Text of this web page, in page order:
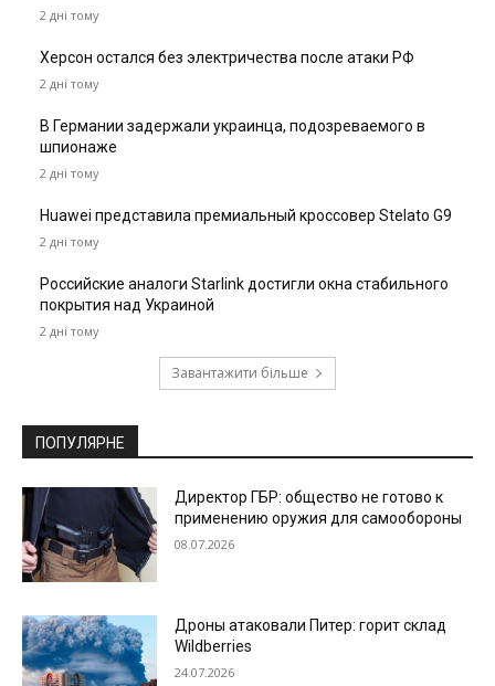
2 дні тому
Херсон остался без электричества после атаки РФ
2 дні тому
В Германии задержали украинца, подозреваемого в
шпионаже
2 дні тому
Huawei представила премиальный кроссовер Stelato G9
2 дні тому
Российские аналоги Starlink достигли окна стабильного
покрытия над Украиной
2 дні тому
Завантажити більше
ПОПУЛЯРНЕ
Директор ГБР: общество не готово к
применению оружия для самообороны
08.07.2026
Дроны атаковали Питер: горит склад
Wildberries
24.07.2026